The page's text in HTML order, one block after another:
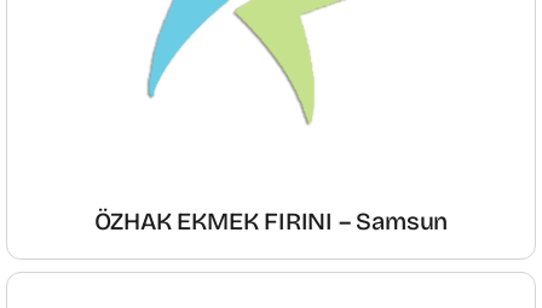
ÖZHAK EKMEK FIRINI – Samsun